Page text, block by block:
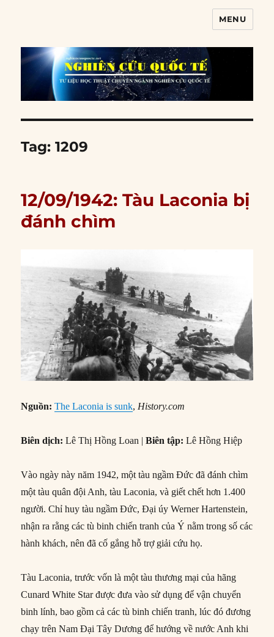
MENU
Tag:1209
12/09/1942: Tàu Laconia bị
đánh chìm
Nguồn:The Laconia is sunk, History.com
Biên dịch: Lê Thị Hồng Loan |Biên tập:Lê Hồng Hiệp
Vào ngày này năm 1942, một tàu ngầm Đức đã đánh chìm
một tàu quân đội Anh, tàu Laconia, và giết chết hơn 1.400
người. Chỉ huy tàu ngầm Đức, Đại úy Werner Hartenstein,
nhận ra rằng các tù binh chiến tranh của Ý nằm trong số các
hành khách, nên đã cố gắng hỗ trợ giải cứu họ.
Tàu Laconia, trước vốn là một tàu thương mại của hãng
Cunard White Star được đưa vào sử dụng để vận chuyển
binh lính, bao gồm cả các tù binh chiến tranh, lúc đó đương
chạy trên Nam Đại Tây Dương để hướng về nước Anh khi